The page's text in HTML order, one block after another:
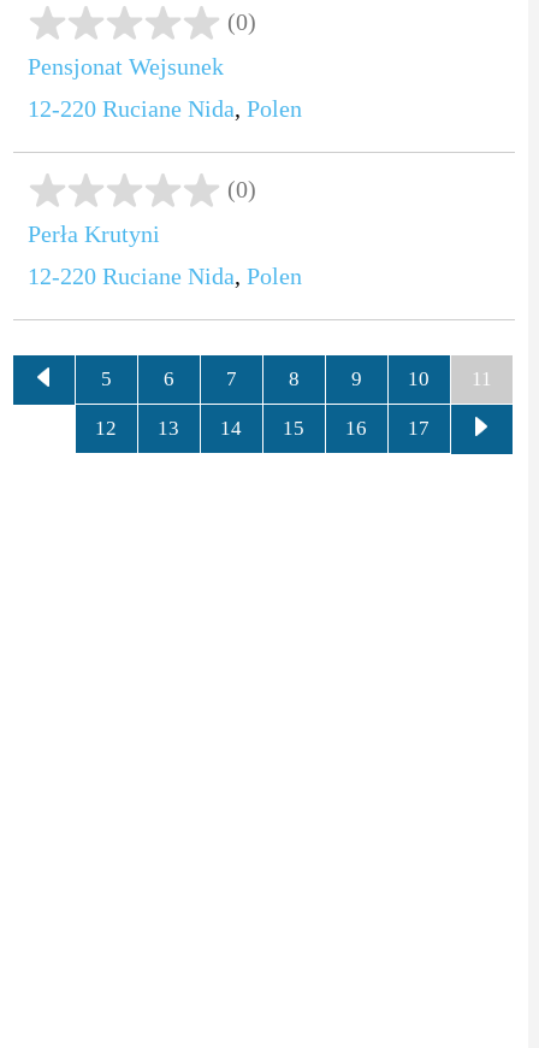
(0)
Pensjonat Wejsunek
12-220 Ruciane Nida, Polen
(0)
Perła Krutyni
12-220 Ruciane Nida, Polen
5 6 7 8 9 10 11
12 13 14 15 16 17